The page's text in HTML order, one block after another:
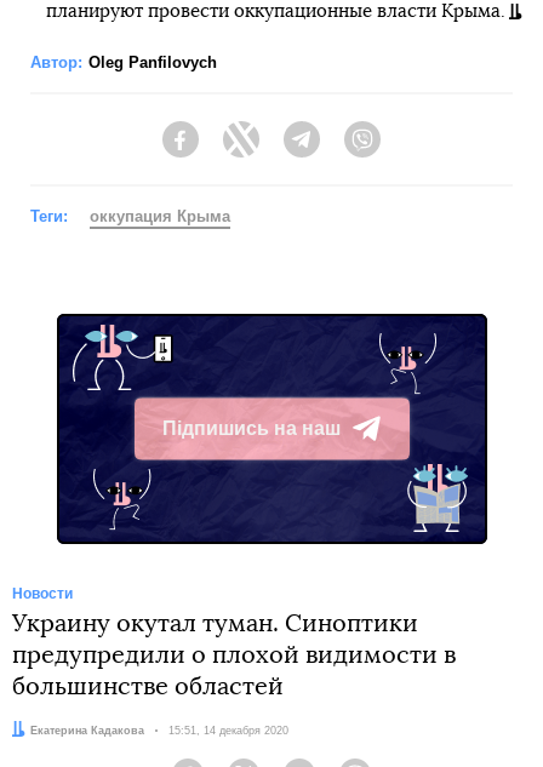
планируют провести оккупационные власти Крыма.
Автор: Oleg Panfilovych
FacebookTwitter Telegram
Теги: оккупация Крыма
Підпишись на наш
Telegram
Новости
Украину окутал туман. Синоптики
предупредили о плохой видимости в
большинстве областей
Автор:Екатерина Кадакова Дата:
15:51, 14 декабря 2020